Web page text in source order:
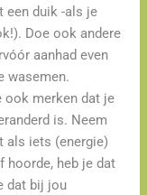
een duik -als je
Doe ook andere
aanhad even
wasemen.
ook merken dat je
is. Neem
als iets (energie)
hoorde, heb je dat
dat bij jou